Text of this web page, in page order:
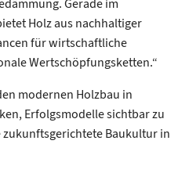
Gerade im
Holz aus nachhaltiger
für wirtschaftliche
Wertschöpfungsketten.“
modernen Holzbau in
Erfolgsmodelle sichtbar zu
Baukultur in